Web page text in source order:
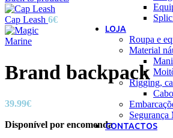
LOJA
Roupa e
Material
Rigging,
Segurança
CONTACTOS
Cap Leash 6€
Brand backpack
39.99€
Disponível por encomenda